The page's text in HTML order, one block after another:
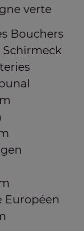
verte
Bouchers
Européen